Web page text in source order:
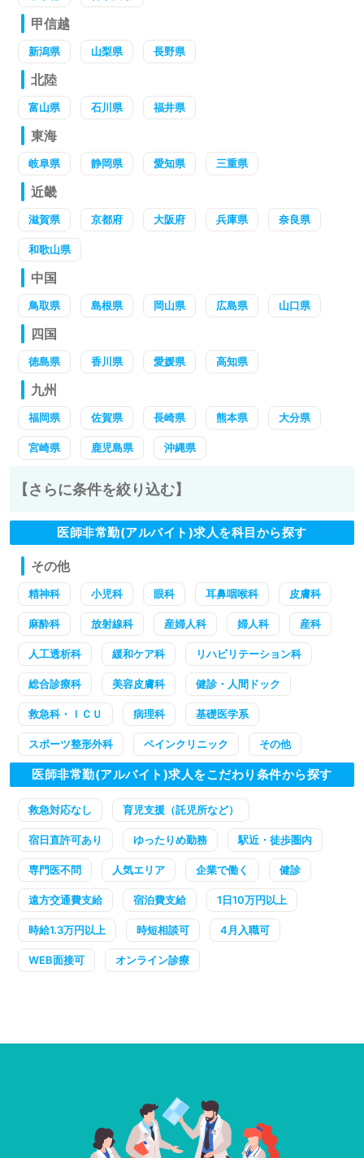
甲信越
新潟県 山梨県 長野県
北陸
富山県 石川県 福井県
東海
岐阜県 静岡県 愛知県 三重県
近畿
滋賀県 京都府 大阪府 兵庫県 奈良県
和歌山県
中国
鳥取県 島根県 岡山県 広島県 山口県
四国
徳島県 香川県 愛媛県 高知県
九州
福岡県 佐賀県 長崎県 熊本県 大分県
宮崎県 鹿児島県 沖縄県
【さらに条件を絞り込む】
医師非常勤(アルバイト)求人を科目から探す
その他
精神科 小児科 眼科 耳鼻咽喉科 皮膚科
麻酔科 放射線科 産婦人科 婦人科 産科
人工透析科 緩和ケア科 リハビリテーション科
総合診療科 美容皮膚科 健診・人間ドック
救急科・ＩＣＵ 病理科 基礎医学系
スポーツ整形外科 ペインクリニック その他
医師非常勤(アルバイト)求人をこだわり条件から探す
救急対応なし 育児支援（託児所など）
宿日直許可あり ゆったりめ勤務 駅近・徒歩圏内
専門医不問 人気エリア 企業で働く 健診
遠方交通費支給 宿泊費支給 1日10万円以上
時給1.3万円以上 時短相談可 4月入職可
WEB面接可 オンライン診療